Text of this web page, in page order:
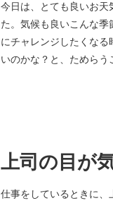
今日は、とても良いお天
た。気候も良いこんな季
にチャレンジしたくな
いのかな？と、ためらう
上司の目が
仕事をしているときに